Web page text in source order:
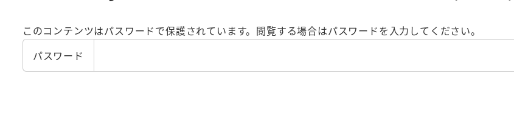
このコンテンツはパスワードで保護されています。閲覧する場合はパスワードを入力してください。
パスワード